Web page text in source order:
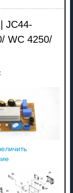
JC44-
WC 4250/